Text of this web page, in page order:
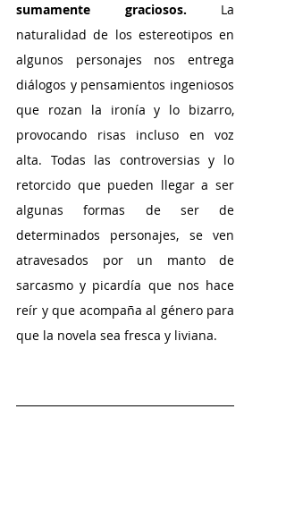
sumamente graciosos. La
naturalidad de los estereotipos en
algunos personajes nos entrega
diálogos y pensamientos ingeniosos
que rozan la ironía y lo bizarro,
provocando risas incluso en voz
alta. Todas las controversias y lo
retorcido que pueden llegar a ser
algunas formas de ser de
determinados personajes, se ven
atravesados por un manto de
sarcasmo y picardía que nos hace
reír y que acompaña al género para
que la novela sea fresca y liviana.